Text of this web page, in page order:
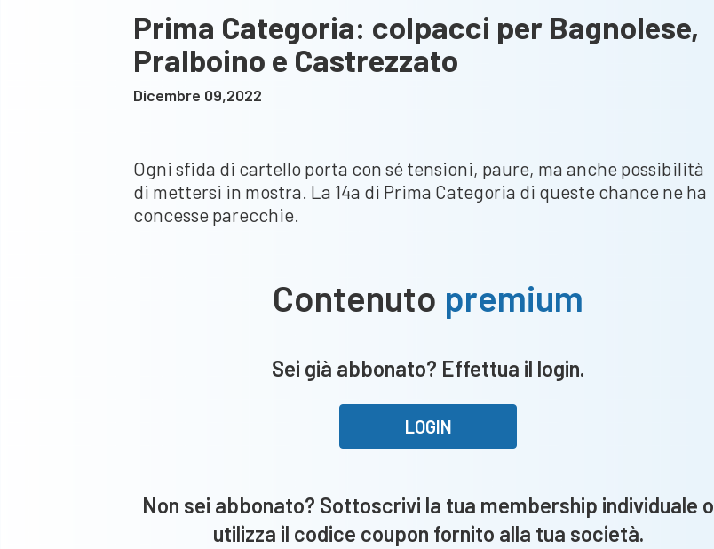
Prima Categoria: colpacci per Bagnolese,
Pralboino e Castrezzato
Dicembre 09,2022
Ogni sfida di cartello porta con sé tensioni, paure, ma anche possibilità
di mettersi in mostra. La 14a di Prima Categoria di queste chance ne ha
concesse parecchie.
Contenuto premium
Sei già abbonato? Effettua il login.
LOGIN
Non sei abbonato? Sottoscrivi la tua membership individuale o
utilizza il codice coupon fornito alla tua società.